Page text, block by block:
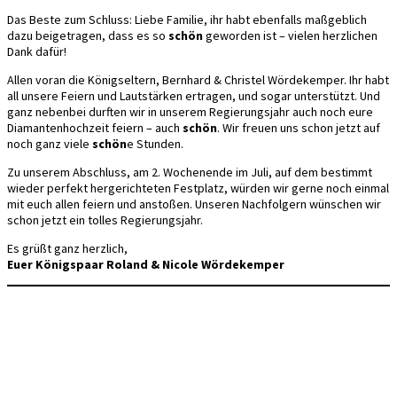
Das Beste zum Schluss: Liebe Familie, ihr habt ebenfalls maßgeblich
dazu beigetragen, dass es so schöngeworden ist – vielen herzlichen
Dank dafür!
Allen voran die Königseltern, Bernhard & Christel Wördekemper. Ihr habt
all unsere Feiern und Lautstärken ertragen, und sogar unterstützt. Und
ganz nebenbei durften wir in unserem Regierungsjahr auch noch eure
Diamantenhochzeit feiern – auch schön. Wir freuen uns schon jetzt auf
noch ganz viele schöne Stunden.
Zu unserem Abschluss, am 2. Wochenende im Juli, auf dem bestimmt
wieder perfekt hergerichteten Festplatz, würden wir gerne noch einmal
mit euch allen feiern und anstoßen. Unseren Nachfolgern wünschen wir
schon jetzt ein tolles Regierungsjahr.
Es grüßt ganz herzlich,
Euer Königspaar Roland & Nicole Wördekemper